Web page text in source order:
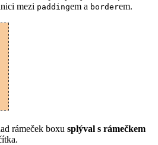
mezi paddingem a borderem.
rámeček boxu splýval s rámečkem